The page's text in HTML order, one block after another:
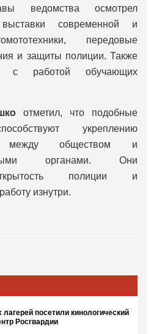
ведомства осмотрел
выставки современной и
передовые
и защиты полиции. Также
с работой обучающих
отметил, что подобные
укреплению
между обществом и
органами. Они
полиции и
изнутри.
посетили кинологический
Росгвардии